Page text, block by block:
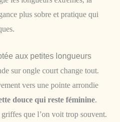
plus sobre et pratique qui
aux petites longueurs
sur ongle court change tout.
vers une pointe arrondie
douce qui reste féminine.
que l’on voit trop souvent.